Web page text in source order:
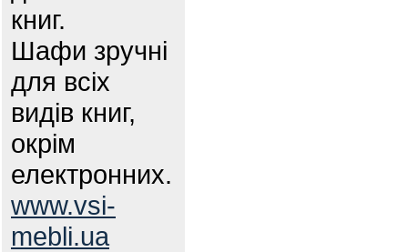
книг.
Шафи зручні
для всіх
видів книг,
окрім
електронних.
www.vsi-
mebli.ua